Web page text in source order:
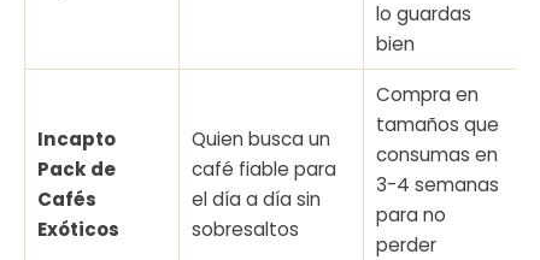
lo guardas
bien
Incapto
Pack de
Cafés
Exóticos
Quien busca un
café fiable para
el día a día sin
sobresaltos
Compra en
tamaños que
consumas en
3-4 semanas
para no
perder